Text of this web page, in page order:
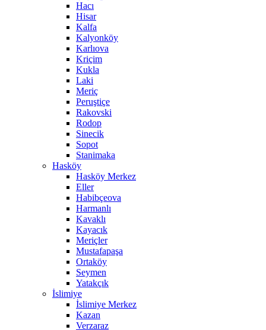
Hacı
Hisar
Kalfa
Kalyonköy
Karlıova
Kriçim
Kukla
Laki
Meriç
Peruştiçe
Rakovski
Rodop
Sinecik
Sopot
Stanimaka
Hasköy
Hasköy Merkez
Eller
Habibçeova
Harmanlı
Kavaklı
Kayacık
Meriçler
Mustafapaşa
Ortaköy
Seymen
Yatakçık
İslimiye
İslimiye Merkez
Kazan
Verzaraz